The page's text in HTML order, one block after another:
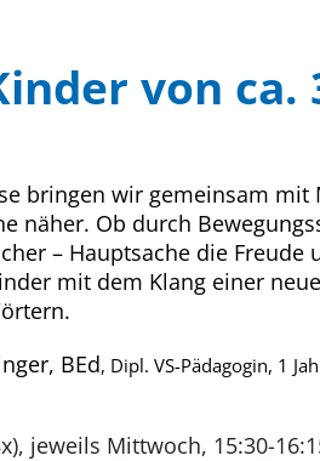
von ca.
bringen wir gemeinsam mit
näher. Ob durch
– Hauptsache die
mit dem Klang einer
BEd, Dipl. VS-Pädagogin, 1
jeweils Mittwoch, 15:30-